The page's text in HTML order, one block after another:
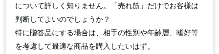
について詳しく知りません。
「売れ筋」だけでお客様は
判断してよいのでしょうか？
特に贈答品にする場合は、相手の性別や年齢層、嗜好等
を考慮して最適な商品を購入したいはず。